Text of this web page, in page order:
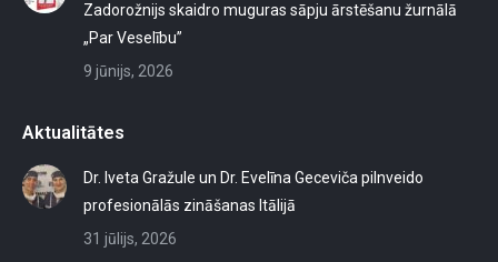
Zadorožnijs skaidro muguras sāpju ārstēšanu žurnālā
„Par Veselību”
9 jūnijs, 2026
Aktualitātes
Dr. Iveta Gražule un Dr. Evelīna Geceviča pilnveido
profesionālās zināšanas Itālijā
31 jūlijs, 2026